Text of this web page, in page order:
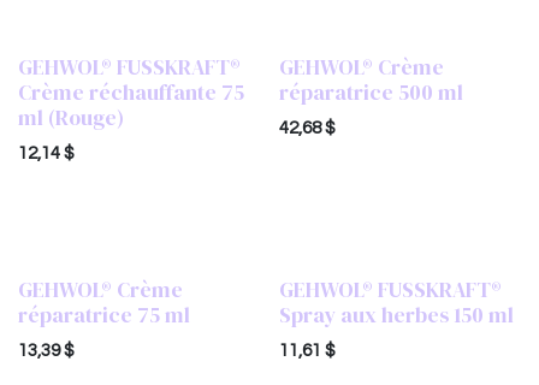
GEHWOL® FUSSKRAFT®
Crème réchauffante 75
ml (Rouge)
12,14 $
GEHWOL® Crème
réparatrice 500 ml
42,68$
GEHWOL® Crème
réparatrice 75 ml
13,39$
GEHWOL® FUSSKRAFT®
Spray aux herbes 150 ml
11,61 $